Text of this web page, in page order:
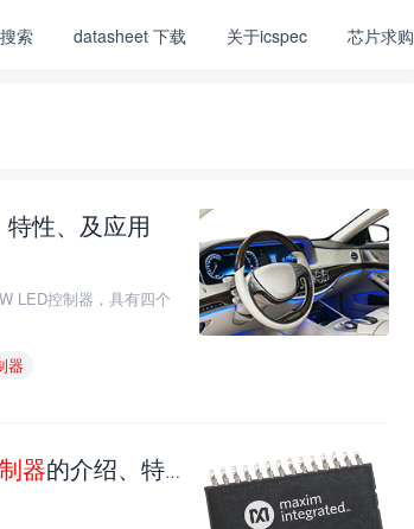
索 datasheet 下载 关于icspec 芯片求购
特性、及应用
LED控制器，具有四个
器
器的介绍、特性、及应用